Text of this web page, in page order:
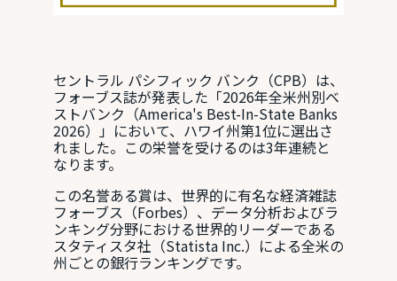
セントラル パシフィック バンク（CPB）は、
フォーブス誌が発表した「2026年全米州別ベ
ストバンク（America's Best-In-State Banks
2026）」において、ハワイ州第1位に選出さ
れました。この栄誉を受けるのは3年連続と
なります。
この名誉ある賞は、世界的に有名な経済雑誌
フォーブス（Forbes）、データ分析およびラ
ンキング分野における世界的リーダーである
スタティスタ社（Statista Inc.）による全米の
州ごとの銀行ランキングです。